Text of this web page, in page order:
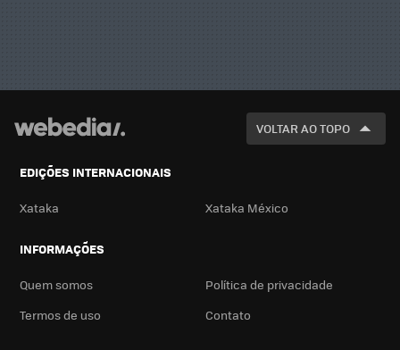
VOLTAR AO TOPO
EDIÇÕES INTERNACIONAIS
Xataka Xataka México
INFORMAÇÕES
Quem somos
Política de privacidade
Termos de uso
Contato